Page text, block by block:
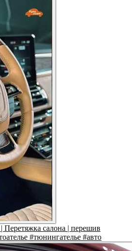
салона | перешив
#тюнингателье #авто